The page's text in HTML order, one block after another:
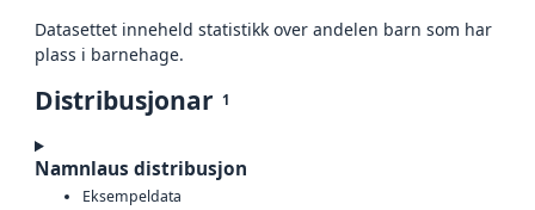
Datasettet inneheld statistikk over andelen barn som har
plass i barnehage.
Distribusjonar 1
Namnlaus distribusjon
Eksempeldata